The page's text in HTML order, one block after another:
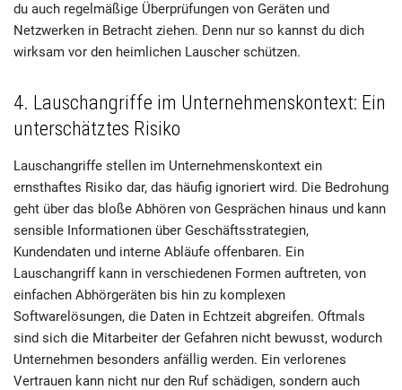
du auch regelmäßige Überprüfungen von Geräten und
Netzwerken in Betracht ziehen. Denn nur so kannst du dich
wirksam vor den heimlichen Lauscher schützen.
4. Lauschangriffe im Unternehmenskontext: Ein
unterschätztes Risiko
Lauschangriffe stellen im Unternehmenskontext ein
ernsthaftes Risiko dar, das häufig ignoriert wird. Die Bedrohung
geht über das bloße Abhören von Gesprächen hinaus und kann
sensible Informationen über Geschäftsstrategien,
Kundendaten und interne Abläufe offenbaren. Ein
Lauschangriff kann in verschiedenen Formen auftreten, von
einfachen Abhörgeräten bis hin zu komplexen
Softwarelösungen, die Daten in Echtzeit abgreifen. Oftmals
sind sich die Mitarbeiter der Gefahren nicht bewusst, wodurch
Unternehmen besonders anfällig werden. Ein verlorenes
Vertrauen kann nicht nur den Ruf schädigen, sondern auch